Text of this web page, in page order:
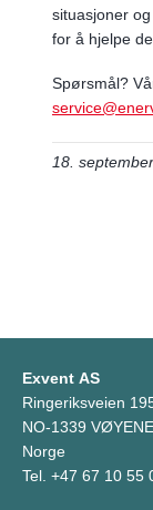
situasjoner
for å hjelpe
Spørsmål?
18.
Exvent AS
Ringeriksveien
NO-1339
Norge
Tel. +47 67 10 55